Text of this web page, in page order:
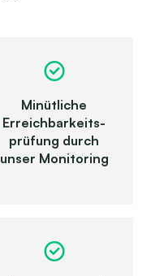
Minütliche
Erreich­bar­keits­
prüfung durch
unser Monitoring